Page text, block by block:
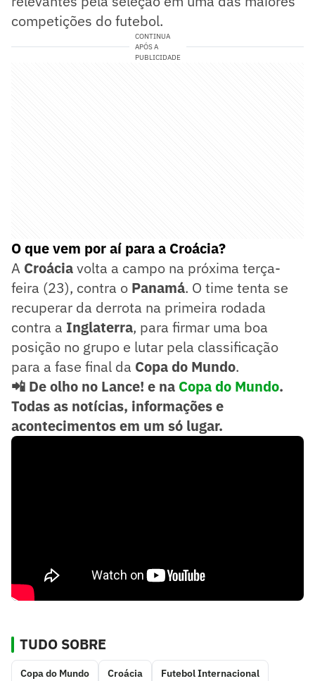
competições do futebol.
CONTINUA
APÓS A
PUBLICIDADE
O que vem por aí para a Croácia?
A Croáciavolta a campo na próxima terça-
feira (23), contra o Panamá. O time tenta se
recuperar da derrota na primeira rodada
contra a Inglaterra, para firmar uma boa
posição no grupo e lutar pela classificação
para a fase final da Copa do Mundo.
📲 De olho no Lance! e na Copa do Mundo.
Todas as notícias, informações e
acontecimentos em um só lugar.
TUDO SOBRE
Copa do Mundo Croácia Futebol Internacional